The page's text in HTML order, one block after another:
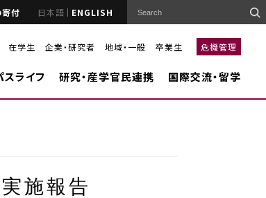
付 日本語 ENGLISH
在学生 企業・研究者 地域・一般 卒業生 危機管理
スライフ 研究・産学官民連携 国際交流・留学
施報告